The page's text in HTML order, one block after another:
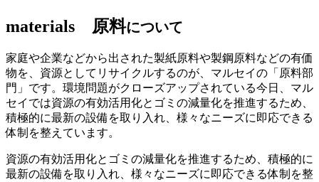
materials 原料について
家庭や企業などから出された製紙原料や製鋼原料などの有価
物を、資源としてリサイクルするのが、マルセイの「原料部
門」です。環境問題がクローズアップされている今日、マル
セイでは資源の有効活用化とゴミの減量化を推進するため、
積極的に最新の設備を取り入れ、様々なニーズに即応できる
体制を整えています。
資源の有効活用化とゴミの減量化を推進するため、積極的に
最新の設備を取り入れ、様々なニーズに即応できる体制を整